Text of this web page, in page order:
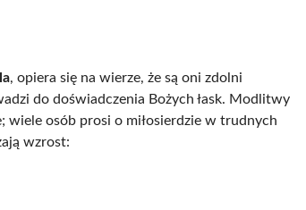
, opiera się na wierze, że są oni zdolni
do doświadczenia Bożych łask. Modlitwy
wiele osób prosi o miłosierdzie w trudnych
wzrost: